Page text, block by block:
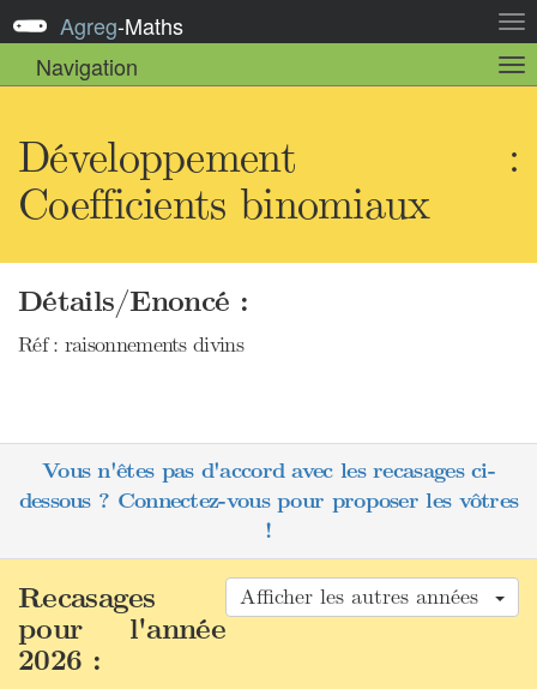
la
Agreg-Maths
Navigation
la
Développement :
Coefficients binomiaux
Détails/Enoncé :
Réf : raisonnements divins
Vous n'êtes pas d'accord avec les recasages ci-
dessous ? Connectez-vous pour proposer les vôtres
!
Afficher les autres années
Recasages
pour l'année
2026 :